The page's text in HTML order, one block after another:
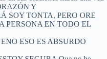
Y
SOY TONTA, PERO ORE
PERSONA EN TODO EL
ESO ES ABSURDO